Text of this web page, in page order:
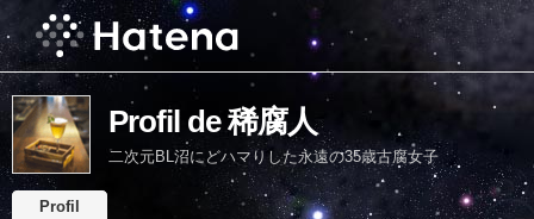
Profil de 稀腐人
二次元BL沼にどハマりした永遠の35歳古腐女子
Profil